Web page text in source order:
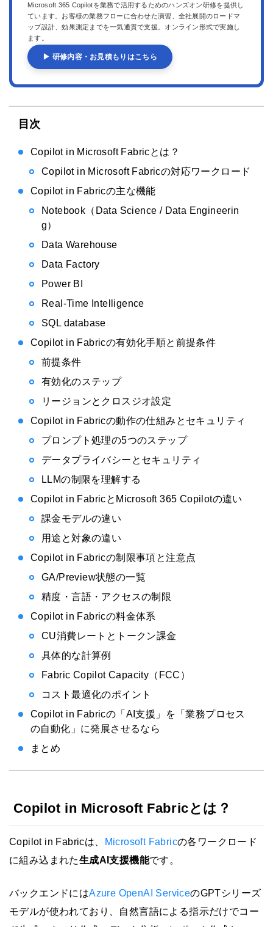
Microsoft 365 Copilotを業務で活用するためのハンズオン研修を提供し
ています。お客様の業務フローに合わせた演習、全社展開のロードマ
ップ設計、効果測定までを一気通貫で支援。オンライン形式で実施し
ます。
▶ 研修内容・お見積もりはこちら
目次
Copilot in Microsoft Fabricとは？
Copilot in Microsoft Fabricの対応ワークロード
Copilot in Fabricの主な機能
Notebook（Data Science / Data Engineerin
g）
Data Warehouse
Data Factory
Power BI
Real-Time Intelligence
SQL database
Copilot in Fabricの有効化手順と前提条件
前提条件
有効化のステップ
リージョンとクロスジオ設定
Copilot in Fabricの動作の仕組みとセキュリティ
プロンプト処理の5つのステップ
データプライバシーとセキュリティ
LLMの制限を理解する
Copilot in FabricとMicrosoft 365 Copilotの違い
課金モデルの違い
用途と対象の違い
Copilot in Fabricの制限事項と注意点
GA/Preview状態の一覧
精度・言語・アクセスの制限
Copilot in Fabricの料金体系
CU消費レートとトークン課金
具体的な計算例
Fabric Copilot Capacity（FCC）
コスト最適化のポイント
Copilot in Fabricの「AI支援」を「業務プロセス
の自動化」に発展させるなら
まとめ
Copilot in Microsoft Fabricとは？
Copilot in Fabricは、 Microsoft Fabricの各ワークロード
に組み込まれた生成AI支援機能です。
バックエンドにはAzure OpenAI ServiceのGPTシリーズ
モデルが使われており、自然言語による指示だけでコー